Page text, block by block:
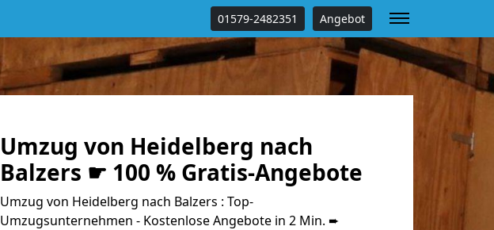
01579-2482351 Angebot
Umzug von Heidelberg nach
Balzers ☛ 100 % Gratis-Angebote
Umzug von Heidelberg nach Balzers : Top-
Umzugsunternehmen - Kostenlose Angebote in 2 Min. ➨